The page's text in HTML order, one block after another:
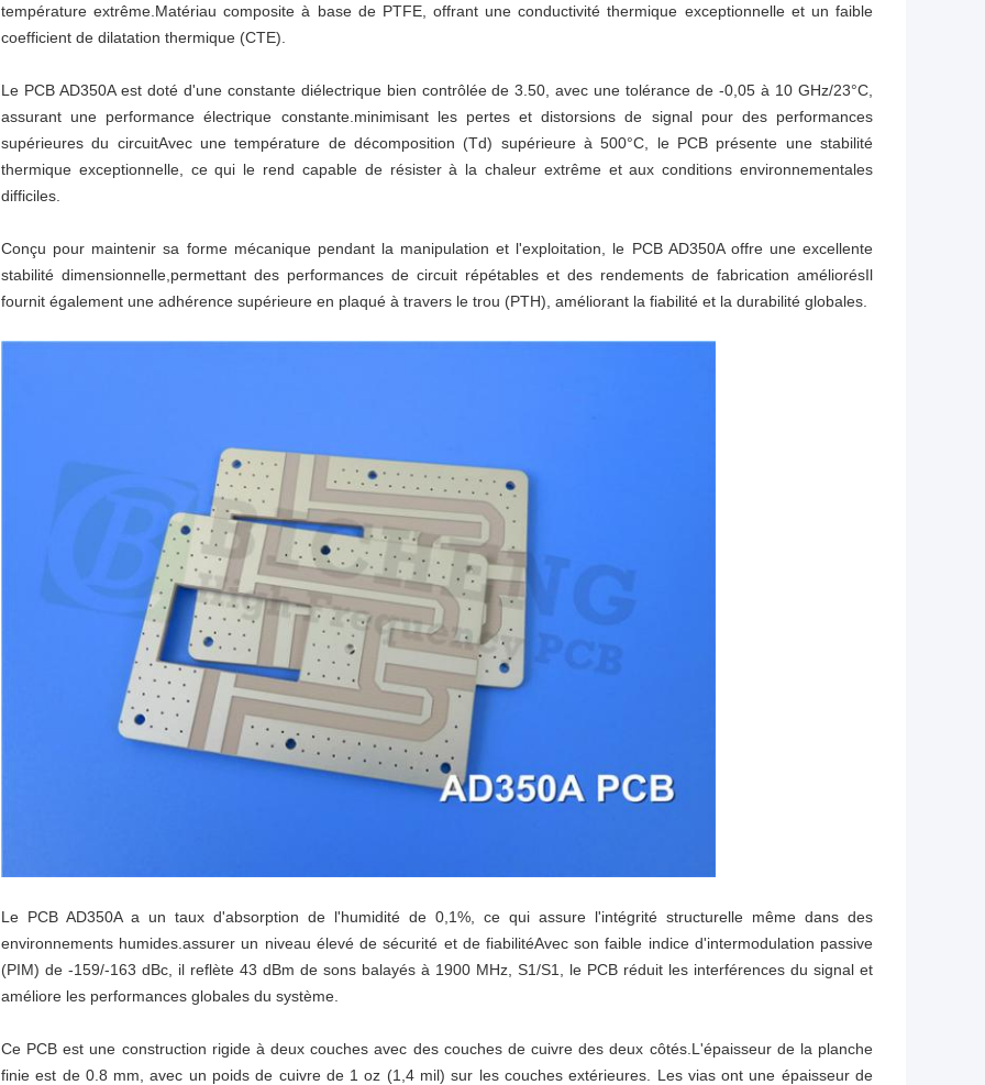
température extrême.Matériau composite à base de PTFE, offrant une conductivité thermique exceptionnelle et un faible
coefficient de dilatation thermique (CTE).
Le PCB AD350A est doté d'une constante diélectrique bien contrôlée de 3.50, avec une tolérance de -0,05 à 10 GHz/23°C,
assurant une performance électrique constante.minimisant les pertes et distorsions de signal pour des performances
supérieures du circuitAvec une température de décomposition (Td) supérieure à 500°C, le PCB présente une stabilité
thermique exceptionnelle, ce qui le rend capable de résister à la chaleur extrême et aux conditions environnementales
difficiles.
Conçu pour maintenir sa forme mécanique pendant la manipulation et l'exploitation, le PCB AD350A offre une excellente
stabilité dimensionnelle,permettant des performances de circuit répétables et des rendements de fabrication améliorésIl
fournit également une adhérence supérieure en plaqué à travers le trou (PTH), améliorant la fiabilité et la durabilité globales.
Le PCB AD350A a un taux d'absorption de l'humidité de 0,1%, ce qui assure l'intégrité structurelle même dans des
environnements humides.assurer un niveau élevé de sécurité et de fiabilitéAvec son faible indice d'intermodulation passive
(PIM) de -159/-163 dBc, il reflète 43 dBm de sons balayés à 1900 MHz, S1/S1, le PCB réduit les interférences du signal et
améliore les performances globales du système.
Ce PCB est une construction rigide à deux couches avec des couches de cuivre des deux côtés.L'épaisseur de la planche
finie est de 0.8 mm, avec un poids de cuivre de 1 oz (1,4 mil) sur les couches extérieures. Les vias ont une épaisseur de